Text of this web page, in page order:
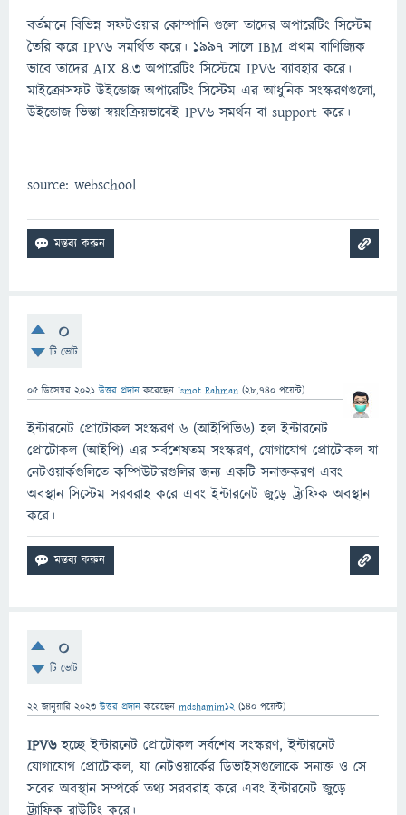
বর্তমানে বিভিন্ন সফটওয়ার কোম্পানি গুলো তাদের অপারেটিং সিস্টেম
তৈরি করে IPV6 সমর্থিত করে। ১৯৯৭ সালে IBM প্রথম বাণিজ্যিক
ভাবে তাদের AIX 4.3 অপারেটিং সিস্টেমে IPV6 ব্যাবহার করে।
মাইক্রোসফট উইন্ডোজ অপারেটিং সিস্টেম এর আধুনিক সংস্করণগুলো,
উইন্ডোজ ভিস্তা স্বয়ংক্রিয়ভাবেই IPV6 সমর্থন বা support করে।
source: webschool
0
টি ভোট
05 ডিসেম্বর 2021 উত্তর প্রদান করেছেন Ismot Rahman (28,740 পয়েন্ট)
ইন্টারনেট প্রোটোকল সংস্করণ ৬ (আইপিভি৬) হল ইন্টারনেট
প্রোটোকল (আইপি) এর সর্বশেষতম সংস্করণ, যোগাযোগ প্রোটোকল যা
নেটওয়ার্কগুলিতে কম্পিউটারগুলির জন্য একটি সনাক্তকরণ এবং
অবস্থান সিস্টেম সরবরাহ করে এবং ইন্টারনেট জুড়ে ট্র্যাফিক অবস্থান
করে।
0
টি ভোট
22 জানুয়ারি 2023 উত্তর প্রদান করেছেন mdshamim12 (140 পয়েন্ট)
IPV6হচ্ছে ইন্টারনেট প্রোটোকল সর্বশেষ সংস্করণ, ইন্টারনেট
যোগাযোগ প্রোটোকল, যা নেটওয়ার্কের ডিভাইসগুলোকে সনাক্ত ও সে
সবের অবস্থান সম্পর্কে তথ্য সরবরাহ করে এবং ইন্টারনেট জুড়ে
ট্র্যাফিক রাউটিং করে।